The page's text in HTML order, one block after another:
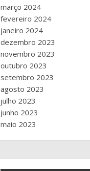
março 2024
fevereiro 2024
janeiro 2024
dezembro 2023
novembro 2023
outubro 2023
setembro 2023
agosto 2023
julho 2023
junho 2023
maio 2023